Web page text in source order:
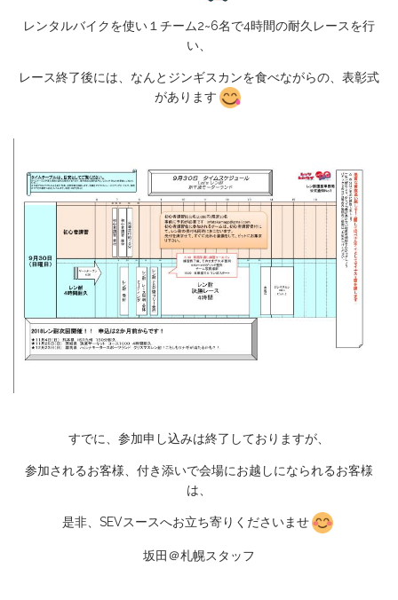
レンタルバイクを使い１チーム2~6名で4時間の耐久レースを行
い、
レース終了後には、なんとジンギスカンを食べながらの、表彰式
があります
すでに、参加申し込みは終了しておりますが、
参加されるお客様、付き添いで会場にお越しになられるお客様
は、
是非、SEVスースへお立ち寄りくださいませ
坂田＠札幌スタッフ